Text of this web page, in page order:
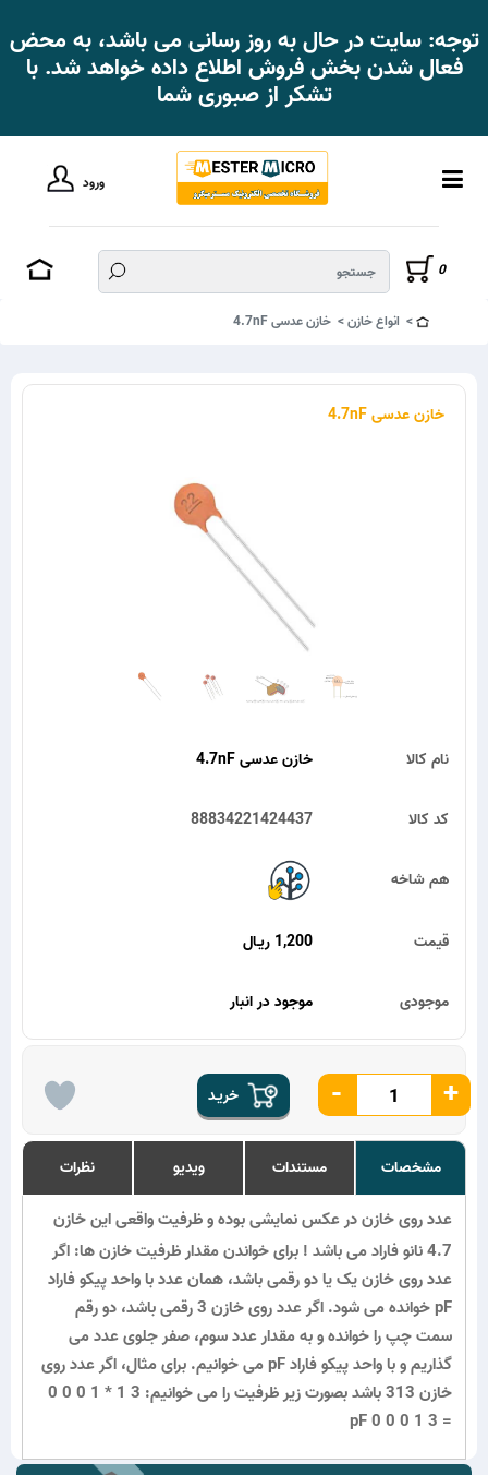
توجه: سایت در حال به روز رسانی می باشد، به محض
فعال شدن بخش فروش اطلاع داده خواهد شد. با
تشکر از صبوری شما
ورود
0
انواع خازن خازن عدسی 4.7nF
خازن عدسی 4.7nF
خازن عدسی 4.7nF نام کالا
88834221424437 کد کالا
هم شاخه
1,200 ریـال قیمت
موجود در انبار موجودی
خریـد - +
مشخصات مستندات ویدیو نظرات
عدد روی خازن در عکس نمایشی بوده و ظرفیت واقعی این خازن
4.7 نانو فاراد می باشد ! برای خواندن مقدار ظرفیت خازن ها: اگر
عدد روی خازن یک یا دو رقمی باشد، همان عدد با واحد پیکو فاراد
pF خوانده می شود. اگر عدد روی خازن 3 رقمی باشد، دو رقم
سمت چپ را خوانده و به مقدار عدد سوم، صفر جلوی عدد می
گذاریم و با واحد پیکو فاراد pF می خوانیم. برای مثال، اگر عدد روی
خازن 313 باشد بصورت زیر ظرفیت را می خوانیم: 3 1 * 1 0 0 0
= 3 1 0 0 0 pF